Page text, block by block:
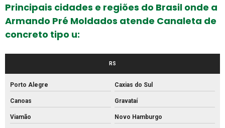
Fábrica piso tátil concreto
Fábrica de tijolos de cimento
Fábrica de tubo de concreto
Fabricante de piso intertravado
Fornecedor de piso intertravado
Fornecedor de tubos de concreto
Grelha de concreto para canaleta
Grelha de concreto pré moldado preço
Principais cidades e regiões do Brasil onde a
Armando Pré Moldados atende Canaleta de
concreto tipo u:
RS
Porto Alegre Caxias do Sul
Canoas Gravataí
Viamão Novo Hamburgo